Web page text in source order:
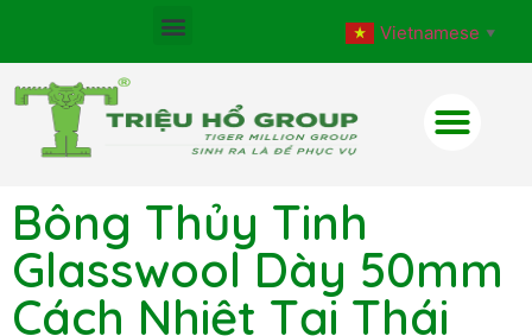
Vietnamese ▼
Bông Thủy Tinh
Glasswool Dày 50mm
Cách Nhiệt Tại Thái